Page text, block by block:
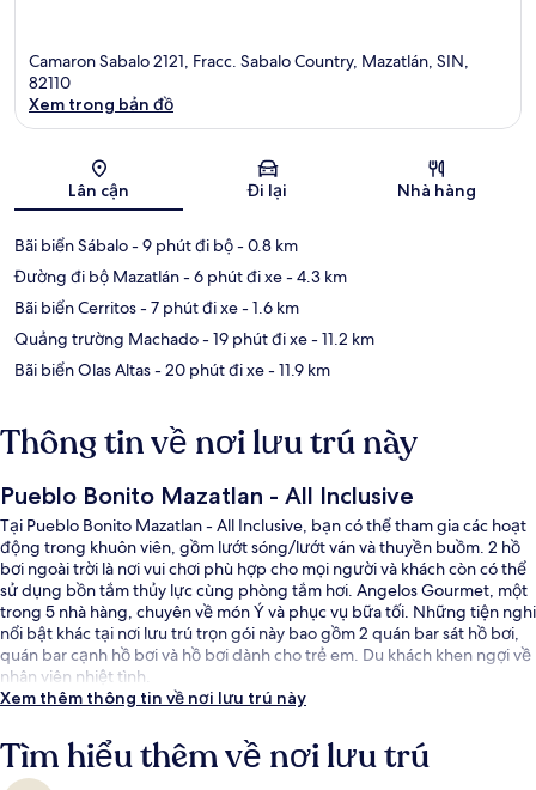
Camaron Sabalo 2121, Fracc. Sabalo Country, Mazatlán, SIN,
82110
Xem trong bản đồ
Lân cận Đi lại Nhà hàng
Bãi biển Sábalo- 9 phút đi bộ- 0.8 km
Đường đi bộ Mazatlán- 6 phút đi xe- 4.3 km
Bãi biển Cerritos- 7 phút đi xe- 1.6 km
Quảng trường Machado- 19 phút đi xe- 11.2 km
Bãi biển Olas Altas- 20 phút đi xe- 11.9 km
Thông tin về nơi lưu trú này
Pueblo Bonito Mazatlan - All Inclusive
Tại Pueblo Bonito Mazatlan - All Inclusive, bạn có thể tham gia các hoạt
động trong khuôn viên, gồm lướt sóng/lướt ván và thuyền buồm. 2 hồ
bơi ngoài trời là nơi vui chơi phù hợp cho mọi người và khách còn có thể
sử dụng bồn tắm thủy lực cùng phòng tắm hơi. Angelos Gourmet, một
trong 5 nhà hàng, chuyên về món Ý và phục vụ bữa tối. Những tiện nghi
nổi bật khác tại nơi lưu trú trọn gói này bao gồm 2 quán bar sát hồ bơi,
quán bar cạnh hồ bơi và hồ bơi dành cho trẻ em. Du khách khen ngợi về
nhân viên nhiệt tình.
Xem thêm thông tin về nơi lưu trú này
Tìm hiểu thêm về nơi lưu trú